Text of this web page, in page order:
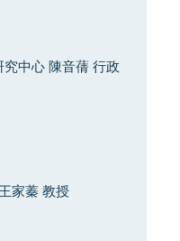
中心 陳音蒨 行政
家蓁 教授